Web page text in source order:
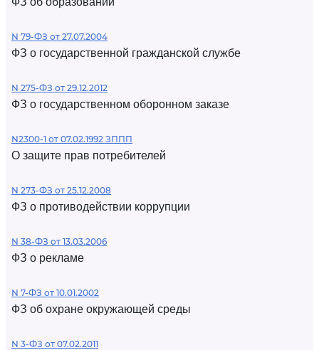
N 79-ФЗ от 27.07.2004
ФЗ о государственной гражданской службе
N 275-ФЗ от 29.12.2012
ФЗ о государственном оборонном заказе
N2300-1 от 07.02.1992 ЗППП
О защите прав потребителей
N 273-ФЗ от 25.12.2008
ФЗ о противодействии коррупции
N 38-ФЗ от 13.03.2006
ФЗ о рекламе
N 7-ФЗ от 10.01.2002
ФЗ об охране окружающей среды
N 3-ФЗ от 07.02.2011